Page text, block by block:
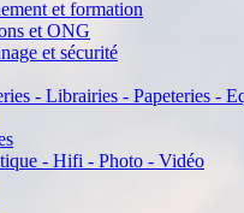
et formation
et ONG
et sécurité
- Librairies - Papeteries -
- Hifi - Photo - Vidéo